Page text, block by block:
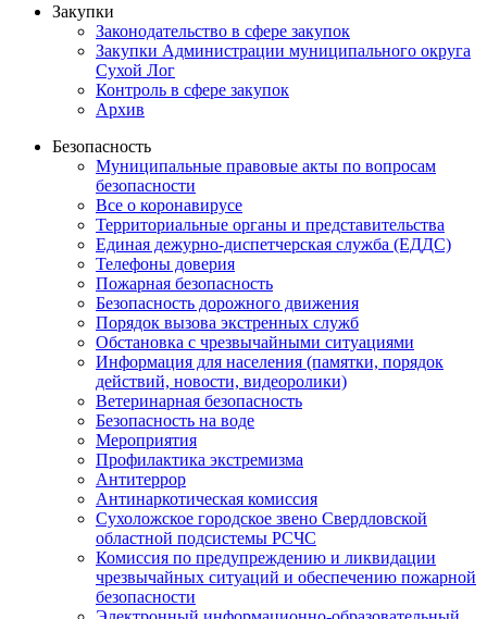
Закупки
Законодательство в сфере закупок
Закупки Администрации муниципального округа
Сухой Лог
Контроль в сфере закупок
Архив
Безопасность
Муниципальные правовые акты по вопросам
безопасности
Все о коронавирусе
Территориальные органы и представительства
Единая дежурно-диспетчерская служба (ЕДДС)
Телефоны доверия
Пожарная безопасность
Безопасность дорожного движения
Порядок вызова экстренных служб
Обстановка с чрезвычайными ситуациями
Информация для населения (памятки, порядок
действий, новости, видеоролики)
Ветеринарная безопасность
Безопасность на воде
Мероприятия
Профилактика экстремизма
Антитеррор
Антинаркотическая комиссия
Сухоложское городское звено Свердловской
областной подсистемы РСЧС
Комиссия по предупреждению и ликвидации
чрезвычайных ситуаций и обеспечению пожарной
безопасности